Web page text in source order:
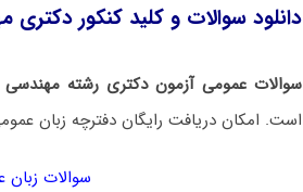
دانلود سوالات و کلید کنکور دکتری
سوالات عمومی آزمون دکتری رشته مهندسی
است. امکان دریافت رایگان دفترچه زبان
سوالات زبان